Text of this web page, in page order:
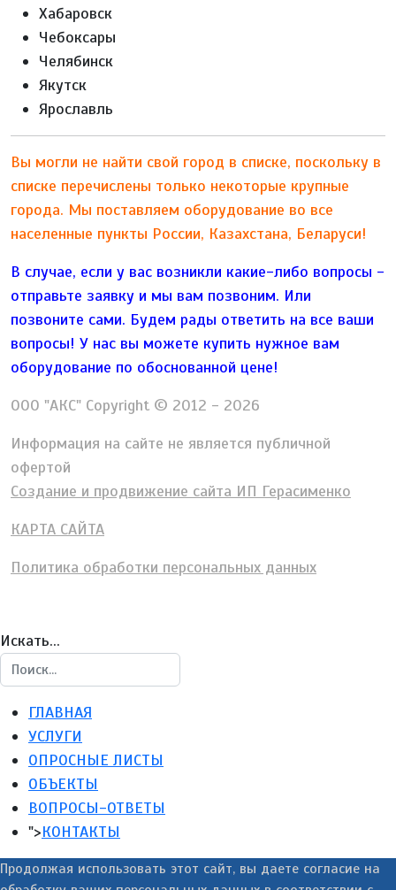
Хабаровск
Чебоксары
Челябинск
Якутск
Ярославль
Вы могли не найти свой город в списке, поскольку в
списке перечислены только некоторые крупные
города. Мы поставляем оборудование во все
населенные пункты России, Казахстана, Беларуси!
В случае, если у вас возникли какие-либо вопросы -
отправьте заявку и мы вам позвоним. Или
позвоните сами. Будем рады ответить на все ваши
вопросы! У нас вы можете купить нужное вам
оборудование по обоснованной цене!
ООО "АКС" Copyright © 2012 - 2026
Информация на сайте не является публичной
офертой
Создание и продвижение сайта ИП Герасименко
КАРТА САЙТА
Политика обработки персональных данных
Искать...
ГЛАВНАЯ
УСЛУГИ
ОПРОСНЫЕ ЛИСТЫ
ОБЪЕКТЫ
ВОПРОСЫ-ОТВЕТЫ
">КОНТАКТЫ
Продолжая использовать этот сайт, вы даете согласие на